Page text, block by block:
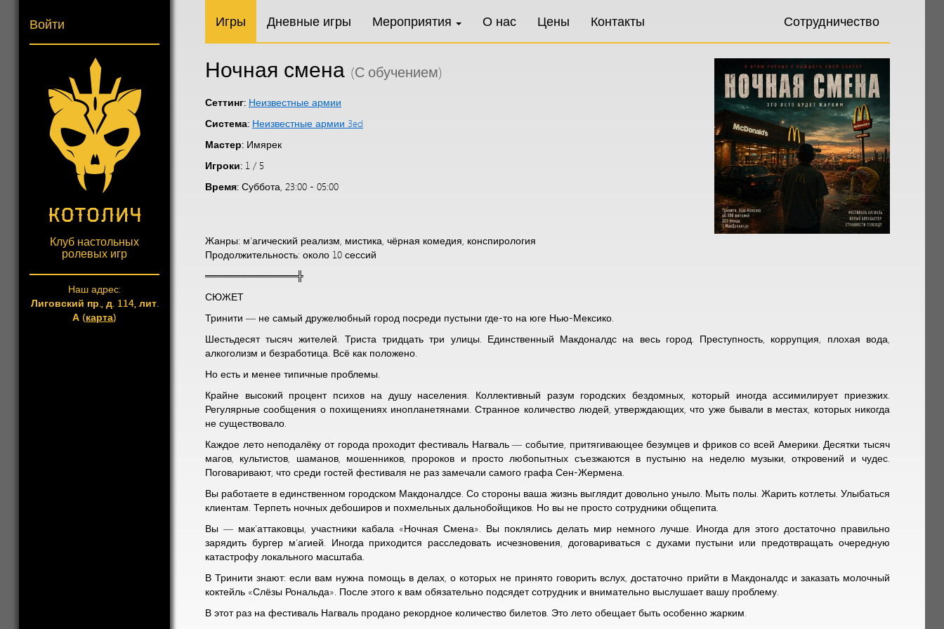
Войти
Клуб настольных
ролевых игр
Наш адрес:
Лиговский пр., д. 114, лит.
А (карта)
Игры Дневные игры Мероприятия О нас Цены Контакты Сотрудничество
Ночная смена (С обучением)
Сеттинг: Неизвестные армии
Система: Неизвестные армии 3ed
Мастер: Имярек
Игроки: 1 / 5
Время: Суббота, 23:00 - 05:00
Жанры: м'агический реализм, мистика, чёрная комедия, конспирология
Продолжительность: около 10 сессий
═════════════╬
СЮЖЕТ
Тринити — не самый дружелюбный город посреди пустыни где-то на юге Нью-Мексико.
Шестьдесят тысяч жителей. Триста тридцать три улицы. Единственный Макдоналдс на весь город. Преступность, коррупция, плохая вода,
алкоголизм и безработица. Всё как положено.
Но есть и менее типичные проблемы.
Крайне высокий процент психов на душу населения. Коллективный разум городских бездомных, который иногда ассимилирует приезжих.
Регулярные сообщения о похищениях инопланетянами. Странное количество людей, утверждающих, что уже бывали в местах, которых никогда
не существовало.
Каждое лето неподалёку от города проходит фестиваль Нагваль — событие, притягивающее безумцев и фриков со всей Америки. Десятки тысяч
магов, культистов, шаманов, мошенников, пророков и просто любопытных съезжаются в пустыню на неделю музыки, откровений и чудес.
Поговаривают, что среди гостей фестиваля не раз замечали самого графа Сен-Жермена.
Вы работаете в единственном городском Макдоналдсе. Со стороны ваша жизнь выглядит довольно уныло. Мыть полы. Жарить котлеты. Улыбаться
клиентам. Терпеть ночных дебоширов и похмельных дальнобойщиков. Но вы не просто сотрудники общепита.
Вы — мак'аттаковцы, участники кабала «Ночная Смена». Вы поклялись делать мир немного лучше. Иногда для этого достаточно правильно
зарядить бургер м'агией. Иногда приходится расследовать исчезновения, договариваться с духами пустыни или предотвращать очередную
катастрофу локального масштаба.
В Тринити знают: если вам нужна помощь в делах, о которых не принято говорить вслух, достаточно прийти в Макдоналдс и заказать молочный
коктейль «Слёзы Рональда». После этого к вам обязательно подсядет сотрудник и внимательно выслушает вашу проблему.
В этот раз на фестиваль Нагваль продано рекордное количество билетов. Это лето обещает быть особенно жарким.